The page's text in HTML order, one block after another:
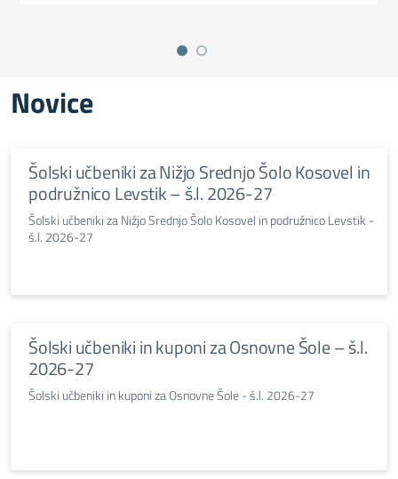
Novice
Šolski učbeniki za Nižjo Srednjo Šolo Kosovel in
podružnico Levstik – š.l. 2026-27
Šolski učbeniki za Nižjo Srednjo Šolo Kosovel in podružnico Levstik -
š.l. 2026-27
Šolski učbeniki in kuponi za Osnovne Šole – š.l.
2026-27
Šolski učbeniki in kuponi za Osnovne Šole - š.l. 2026-27